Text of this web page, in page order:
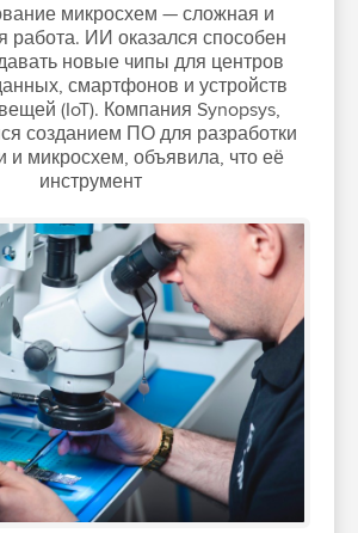
микросхем — сложная и
работа. ИИ оказался способен
новые чипы для центров
смартфонов и устройств
(IoT). Компания Synopsys,
созданием ПО для разработки
и микросхем, объявила, что её
инструмент